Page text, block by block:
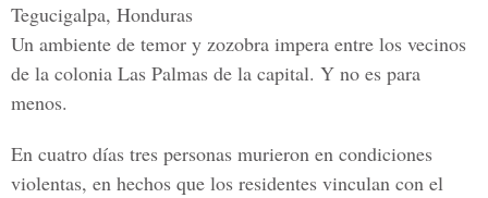
Tegucigalpa, Honduras
Un ambiente de temor y zozobra impera entre los vecinos
de la colonia Las Palmas de la capital. Y no es para
menos.
En cuatro días tres personas murieron en condiciones
violentas, en hechos que los residentes vinculan con el